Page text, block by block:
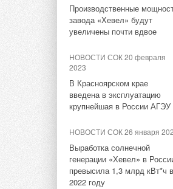
Производственные
завода «Хевел» будут
увеличены почти вдвое
НОВОСТИ СОК 20 февраля
2023
В Красноярском крае
введена в эксплуатацию
крупнейшая в России АГЭУ
НОВОСТИ СОК 26 января
Выработка солнечной
генерации «Хевел» в
превысила 1,3 млрд кВт*ч в
2022 году
Комментарии
В этой теме еще нет
Франции